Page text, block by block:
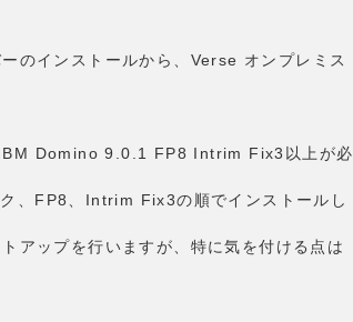
のインストールから、Verse オンプレミス
Domino 9.0.1 FP8 Intrim Fix3以上が必
、FP8、Intrim Fix3の順でインストールし
アップを行いますが、特に気を付ける点は